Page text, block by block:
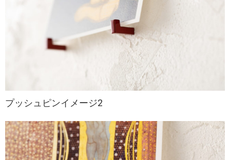
プッシュピンイメージ2